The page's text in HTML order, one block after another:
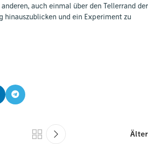
auch einmal über den Tellerrand der
hinauszublicken und ein Experiment zu
Älter